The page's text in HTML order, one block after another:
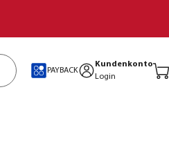
PAYBACK
Kundenkonto
Login